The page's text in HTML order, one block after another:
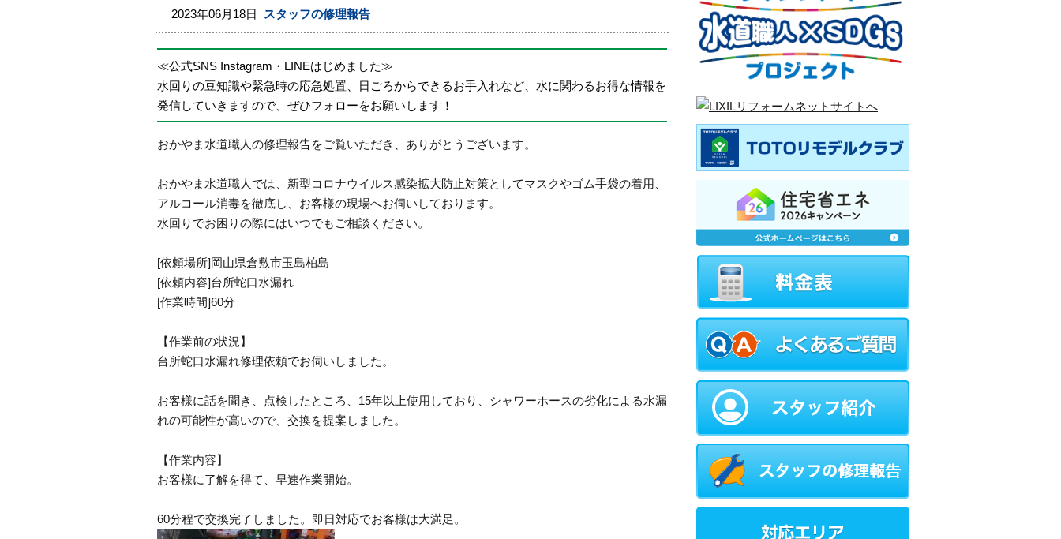
2023年06月18日 スタッフの修理報告
≪公式SNS Instagram・LINEはじめました≫
水回りの豆知識や緊急時の応急処置、日ごろからできるお手入れなど、水に関わるお得な情報を
発信していきますので、ぜひフォローをお願いします！
おかやま水道職人の修理報告をご覧いただき、ありがとうございます。
おかやま水道職人では、新型コロナウイルス感染拡大防止対策としてマスクやゴム手袋の着用、
アルコール消毒を徹底し、お客様の現場へお伺いしております。
水回りでお困りの際にはいつでもご相談ください。
[依頼場所]岡山県倉敷市玉島柏島
[依頼内容]台所蛇口水漏れ
[作業時間]60分
【作業前の状況】
台所蛇口水漏れ修理依頼でお伺いしました。
お客様に話を聞き、点検したところ、15年以上使用しており、シャワーホースの劣化による水漏
れの可能性が高いので、交換を提案しました。
【作業内容】
お客様に了解を得て、早速作業開始。
60分程で交換完了しました。即日対応でお客様は大満足。